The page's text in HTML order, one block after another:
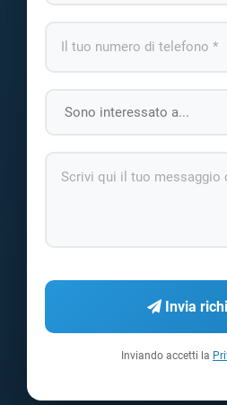
Invia
Inviando accetti la